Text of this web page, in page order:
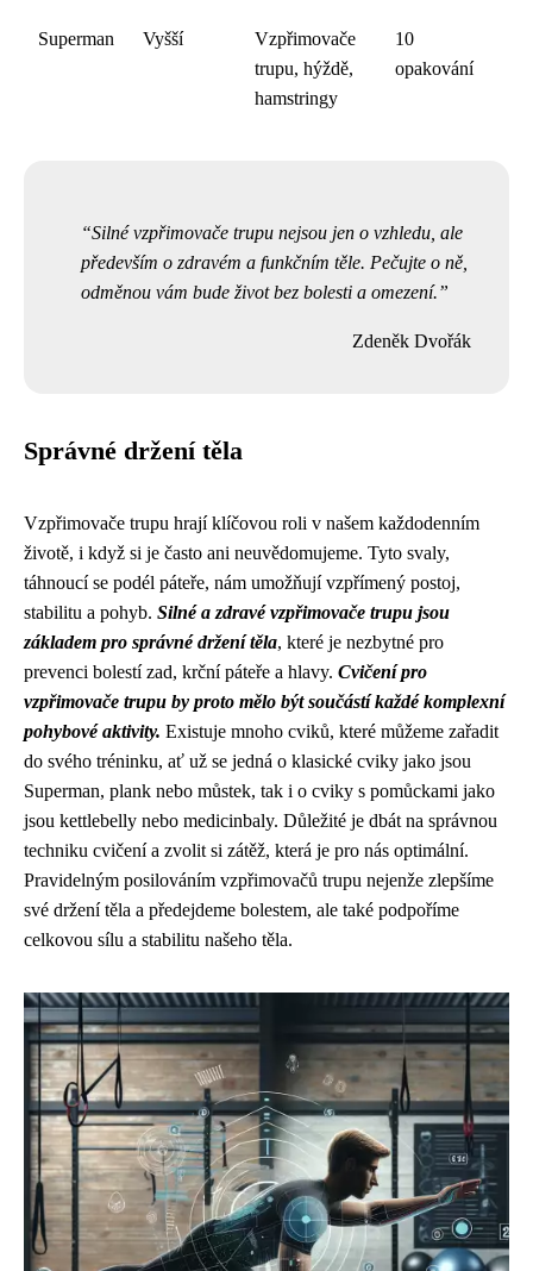
Superman Vyšší
Vzpřimovače
trupu, hýždě,
hamstringy
10
opakování
Silné vzpřimovače trupu nejsou jen o vzhledu, ale
především o zdravém a funkčním těle. Pečujte o ně,
odměnou vám bude život bez bolesti a omezení.
Zdeněk Dvořák
Správné držení těla
Vzpřimovače trupu hrají klíčovou roli v našem každodenním
životě, i když si je často ani neuvědomujeme. Tyto svaly,
táhnoucí se podél páteře, nám umožňují vzpřímený postoj,
stabilitu a pohyb. Silné a zdravé vzpřimovače trupu jsou
základem pro správné držení těla, které je nezbytné pro
prevenci bolestí zad, krční páteře a hlavy. Cvičení pro
vzpřimovače trupu by proto mělo být součástí každé komplexní
pohybové aktivity. Existuje mnoho cviků, které můžeme zařadit
do svého tréninku, ať už se jedná o klasické cviky jako jsou
Superman, plank nebo můstek, tak i o cviky s pomůckami jako
jsou kettlebelly nebo medicinbaly. Důležité je dbát na správnou
techniku cvičení a zvolit si zátěž, která je pro nás optimální.
Pravidelným posilováním vzpřimovačů trupu nejenže zlepšíme
své držení těla a předejdeme bolestem, ale také podpoříme
celkovou sílu a stabilitu našeho těla.